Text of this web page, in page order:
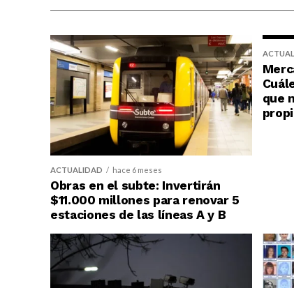
ACTUALIDAD hace 6 meses
Obras en el subte: Invertirán
$11.000 millones para renovar 5
estaciones de las líneas A y B
que